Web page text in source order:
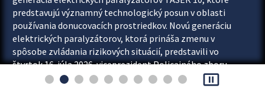
predstavujú významný technologický posun v oblasti
používania donucovacích prostriedkov. Novú generáciu
elektrických paralyzátorov, ktorá prináša zmenu v
spôsobe zvládania rizikových situácií, predstavili vo
štvrtok 16. júla 2026 viceprezident Policajného zboru
Rastislav Polakovič a riaditeľ odboru výcviku...
pause_presentation